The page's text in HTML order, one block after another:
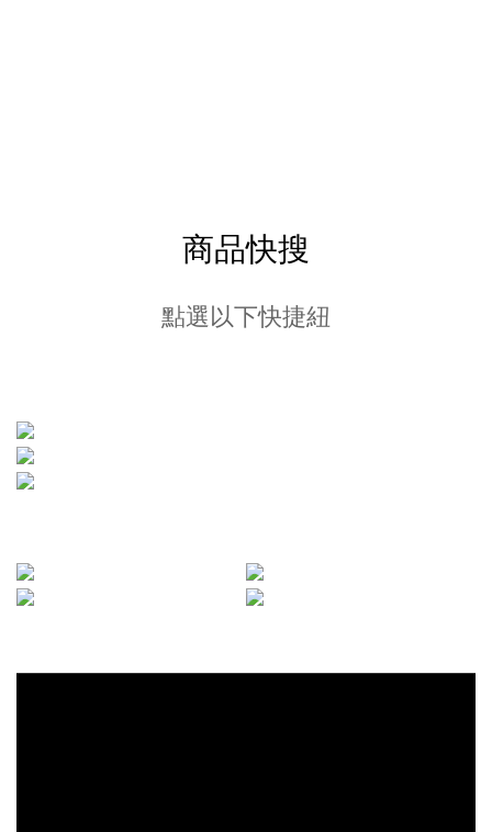
商品快搜
點選以下快捷紐